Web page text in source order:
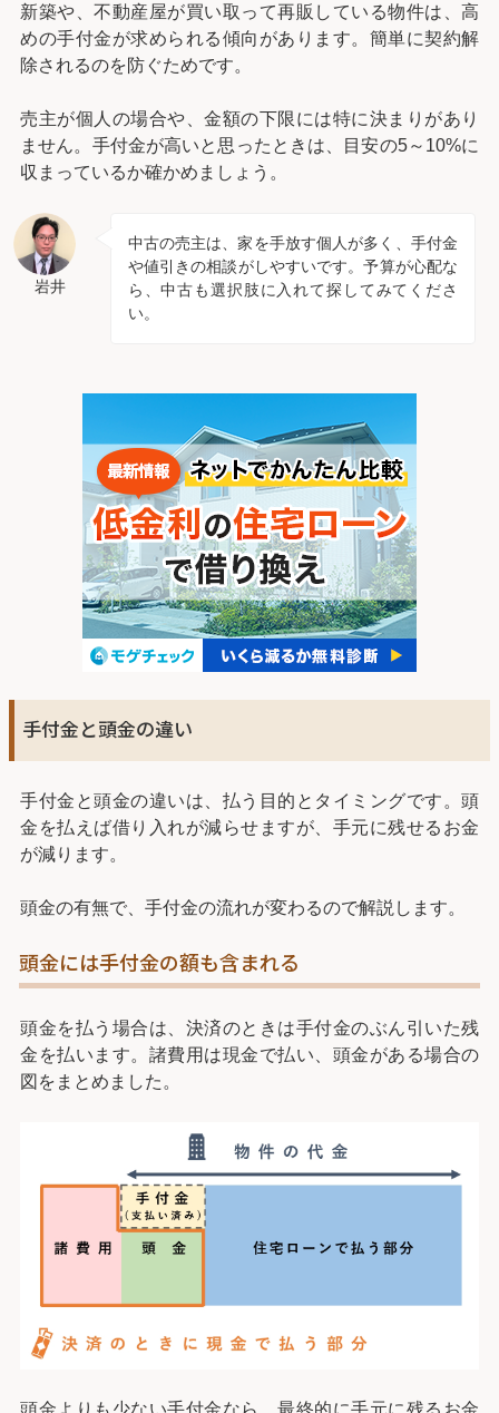
新築や、不動産屋が買い取って再販している物件は、高
めの手付金が求められる傾向があります。簡単に契約解
除されるのを防ぐためです。
売主が個人の場合や、金額の下限には特に決まりがあり
ません。手付金が高いと思ったときは、目安の5～10%に
収まっているか確かめましょう。
岩井
中古の売主は、家を手放す個人が多く、手付金
や値引きの相談がしやすいです。予算が心配な
ら、中古も選択肢に入れて探してみてくださ
い。
手付金と頭金の違い
手付金と頭金の違いは、払う目的とタイミングです。頭
金を払えば借り入れが減らせますが、手元に残せるお金
が減ります。
頭金の有無で、手付金の流れが変わるので解説します。
頭金には手付金の額も含まれる
頭金を払う場合は、決済のときは手付金のぶん引いた残
金を払います。諸費用は現金で払い、頭金がある場合の
図をまとめました。
頭金よりも少ない手付金なら、最終的に手元に残るお金